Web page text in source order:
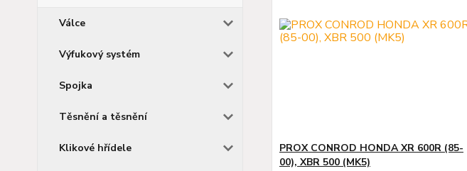
Válce
Výfukový systém
Spojka
Těsnění a těsnění
Klikové hřídele
PROX CONROD HONDA XR 600R (85-
00), XBR 500 (MK5)